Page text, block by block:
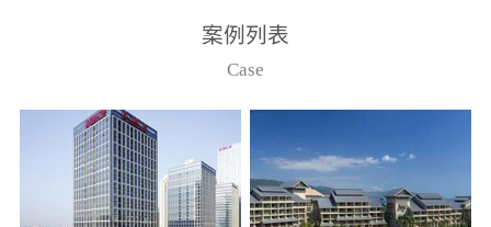
从监控主机上获取，最多
只能接6台，超过的需从现
案例列表
Case